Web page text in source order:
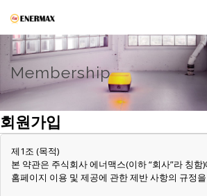
Membership
회원가입
제1조 (목적)
본 약관은 주식회사 에너맥스(이하 “회사”라 칭
홈페이지 이용 및 제공에 관한 제반 사항의 규정